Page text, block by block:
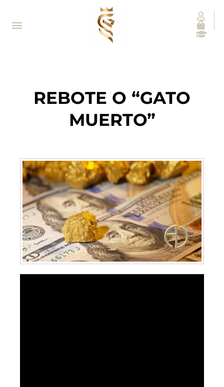
REBOTE O “GATO
MUERTO”